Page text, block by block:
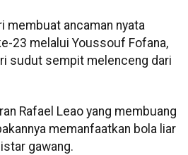
membuat ancaman nyata
23 melalui Youssouf Fofana,
sudut sempit melenceng dari
Rafael Leao yang membuang
memanfaatkan bola liar
gawang.